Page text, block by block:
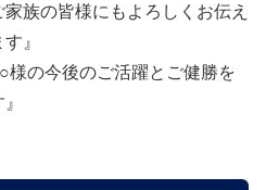
族の皆様にもよろしくお伝え
』
様の今後のご活躍とご健勝を